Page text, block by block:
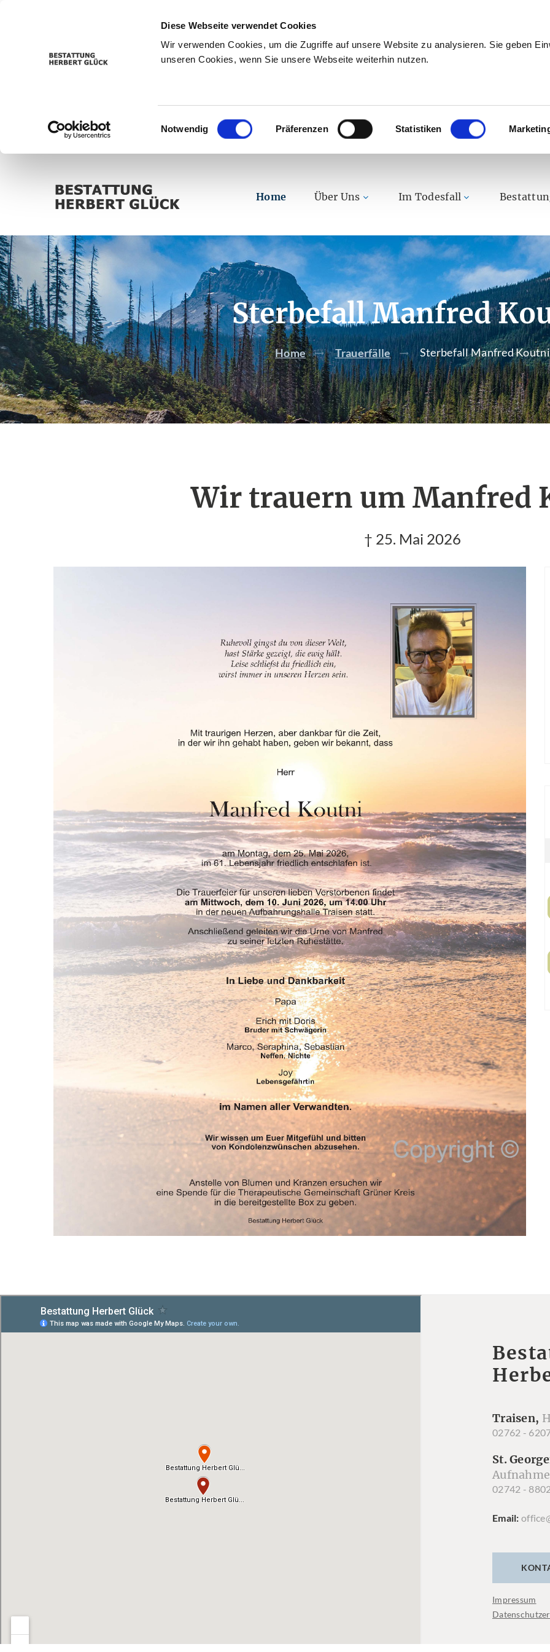
Diese Webseite verwendet Cookies
Wir verwenden Cookies, um die Zugriffe auf unsere Website zu analysieren. Sie geben
unseren Cookies, wenn Sie unsere Webseite weiterhin nutzen.
Einwilligungsauswahl
Notwendig Präferenzen Statistiken
Home Über Uns Im Todesfall
Sterbefall Manfred
Home Trauerfälle Sterbefall Manfred Koutni
Wir trauern um Manfred
† 25. Mai 2026
Traisen,
02762 -
St.
02742 -
Email
Impressum